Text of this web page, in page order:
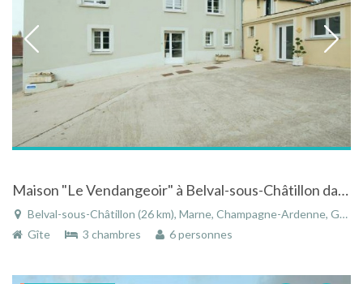
Maison "Le Vendangeoir" à Belval-sous-Châtillon dans la Marne en Champagne-Ardenne
Belval-sous-Châtillon (26 km), Marne, Champagne-Ardenne, Grand Est, France
Gîte
3 chambres 6 personnes